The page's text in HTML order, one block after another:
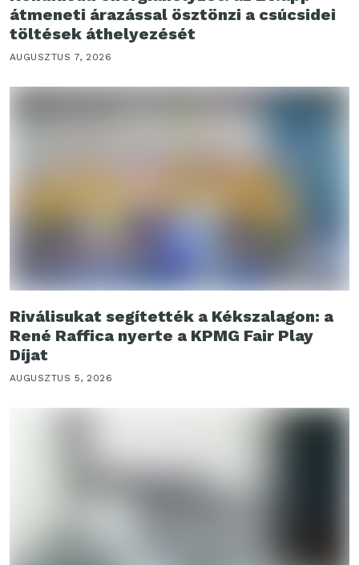
átmeneti árazással ösztönzi a csúcsidei
töltések áthelyezését
AUGUSZTUS 7, 2026
Riválisukat segítették a Kékszalagon: a
René Raffica nyerte a KPMG Fair Play
Díjat
AUGUSZTUS 5, 2026